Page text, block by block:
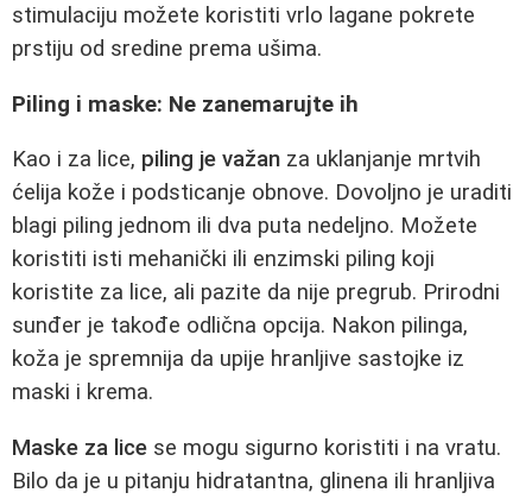
stimulaciju možete koristiti vrlo lagane pokrete
prstiju od sredine prema ušima.
Piling i maske: Ne zanemarujte ih
Kao i za lice, piling je važan za uklanjanje mrtvih
ćelija kože i podsticanje obnove. Dovoljno je uraditi
blagi piling jednom ili dva puta nedeljno. Možete
koristiti isti mehanički ili enzimski piling koji
koristite za lice, ali pazite da nije pregrub. Prirodni
sunđer je takođe odlična opcija. Nakon pilinga,
koža je spremnija da upije hranljive sastojke iz
maski i krema.
Maske za lice se mogu sigurno koristiti i na vratu.
Bilo da je u pitanju hidratantna, glinena ili hranljiva